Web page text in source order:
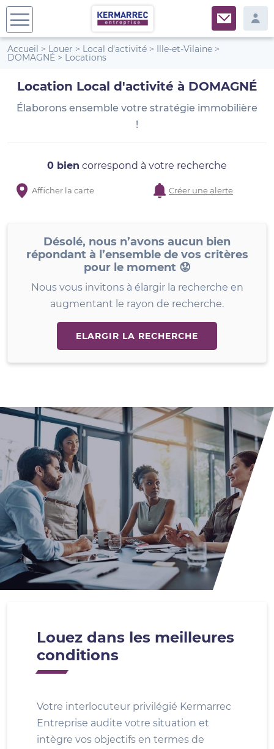
Accueil > Louer > Local d'activité > Ille-et-Vilaine >
DOMAGNÉ > Locations
Location Local d'activité à DOMAGNÉ
Élaborons ensemble votre stratégie immobilière
!
0 bien correspond à votre recherche
Afficher la carte Créer une alerte
Désolé, nous n’avons aucun bien
répondant à l’ensemble de vos critères
pour le moment 😟
Nous vous invitons à élargir la recherche en
augmentant le rayon de recherche.
ELARGIR LA RECHERCHE
Louez dans les meilleures
conditions
Votre interlocuteur privilégié Kermarrec
Entreprise audite votre situation et
intègre vos objectifs en termes de